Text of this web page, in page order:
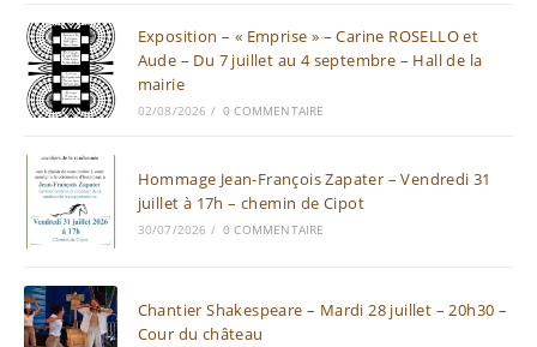
Exposition – « Emprise » – Carine ROSELLO et
Aude – Du 7 juillet au 4 septembre – Hall de la
mairie
02/08/2026 / 0 COMMENTAIRE
Hommage Jean-François Zapater – Vendredi 31
juillet à 17h – chemin de Cipot
30/07/2026 / 0 COMMENTAIRE
Chantier Shakespeare – Mardi 28 juillet – 20h30 –
Cour du château